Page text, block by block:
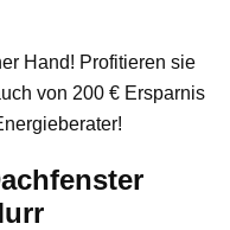
Hand! Profitieren sie
von 200 € Ersparnis